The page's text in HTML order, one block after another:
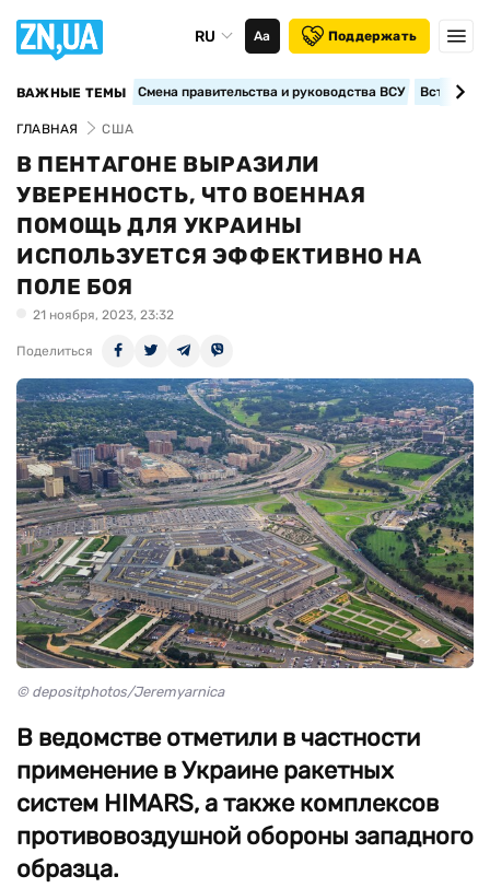
RU Аа Поддержать
ВАЖНЫЕ ТЕМЫ Смена правительства и руководства ВСУ
ГЛАВНАЯ США
В ПЕНТАГОНЕ ВЫРАЗИЛИ
УВЕРЕННОСТЬ, ЧТО ВОЕННАЯ
ПОМОЩЬ ДЛЯ УКРАИНЫ
ИСПОЛЬЗУЕТСЯ ЭФФЕКТИВНО НА
ПОЛЕ БОЯ
21 ноября, 2023, 23:32
Поделиться
© depositphotos/Jeremyarnica
В ведомстве отметили в частности
применение в Украине ракетных
систем HIMARS, а также комплексов
противовоздушной обороны западного
образца.